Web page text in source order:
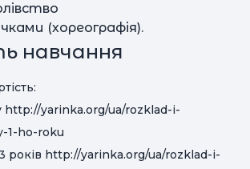
(хореографія).
навчання
http://yarinka.org/ua/rozklad-i-
1-ho-roku
років http://yarinka.org/ua/rozklad-i-